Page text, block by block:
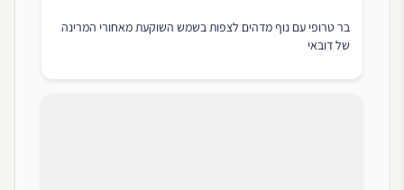
בר טרופי עם נוף מדהים לצפות בשמש השוקעת מאחורי המרינה
של דובאי